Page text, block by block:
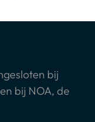
bij
bij NOA, de